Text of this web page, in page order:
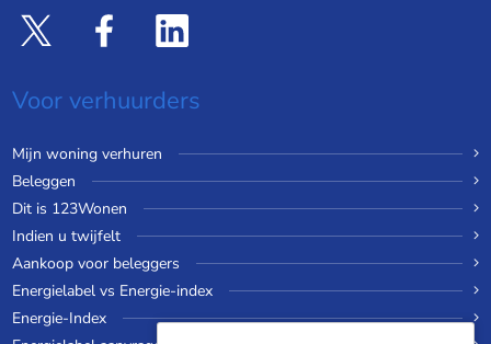
Voor verhuurders
Mijn woning verhuren
Beleggen
Dit is 123Wonen
Indien u twijfelt
Aankoop voor beleggers
Energielabel vs Energie-index
Energie-Index